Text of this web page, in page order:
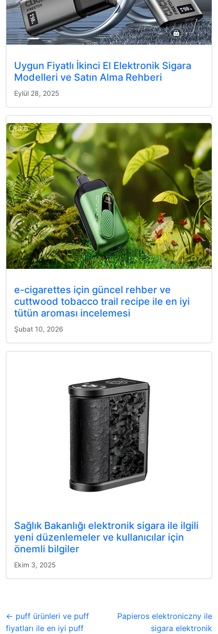
Uygun Fiyatlı İkinci El Elektronik Sigara
Modelleri ve Satın Alma Rehberi
Eylül 28, 2025
e-cigarettes için güncel rehber ve
cuttwood tobacco trail recipe ile en iyi
tütün aroması incelemesi
Şubat 10, 2026
Sağlık Bakanlığı elektronik sigara ile ilgili
yeni düzenlemeler ve kullanıcılar için
önemli bilgiler
Ekim 3, 2025
← puff ürünleri ve puff
fiyatları ile en iyi puff
Papieros elektroniczny ile
sigara elektronik